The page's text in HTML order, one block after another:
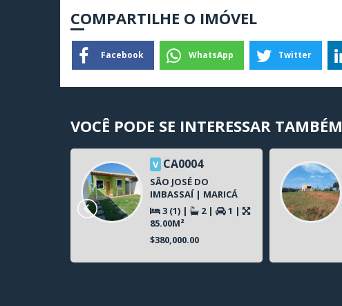
COMPARTILHE O IMÓVEL
Facebook WhatsApp Twitter
VOCÊ PODE SE INTERESSAR TAMBÉM
V CA0004
SÃO JOSÉ DO
IMBASSAÍ | MARICÁ
3 (1) | 2 | 1 |
85.00M²
$380,000.00